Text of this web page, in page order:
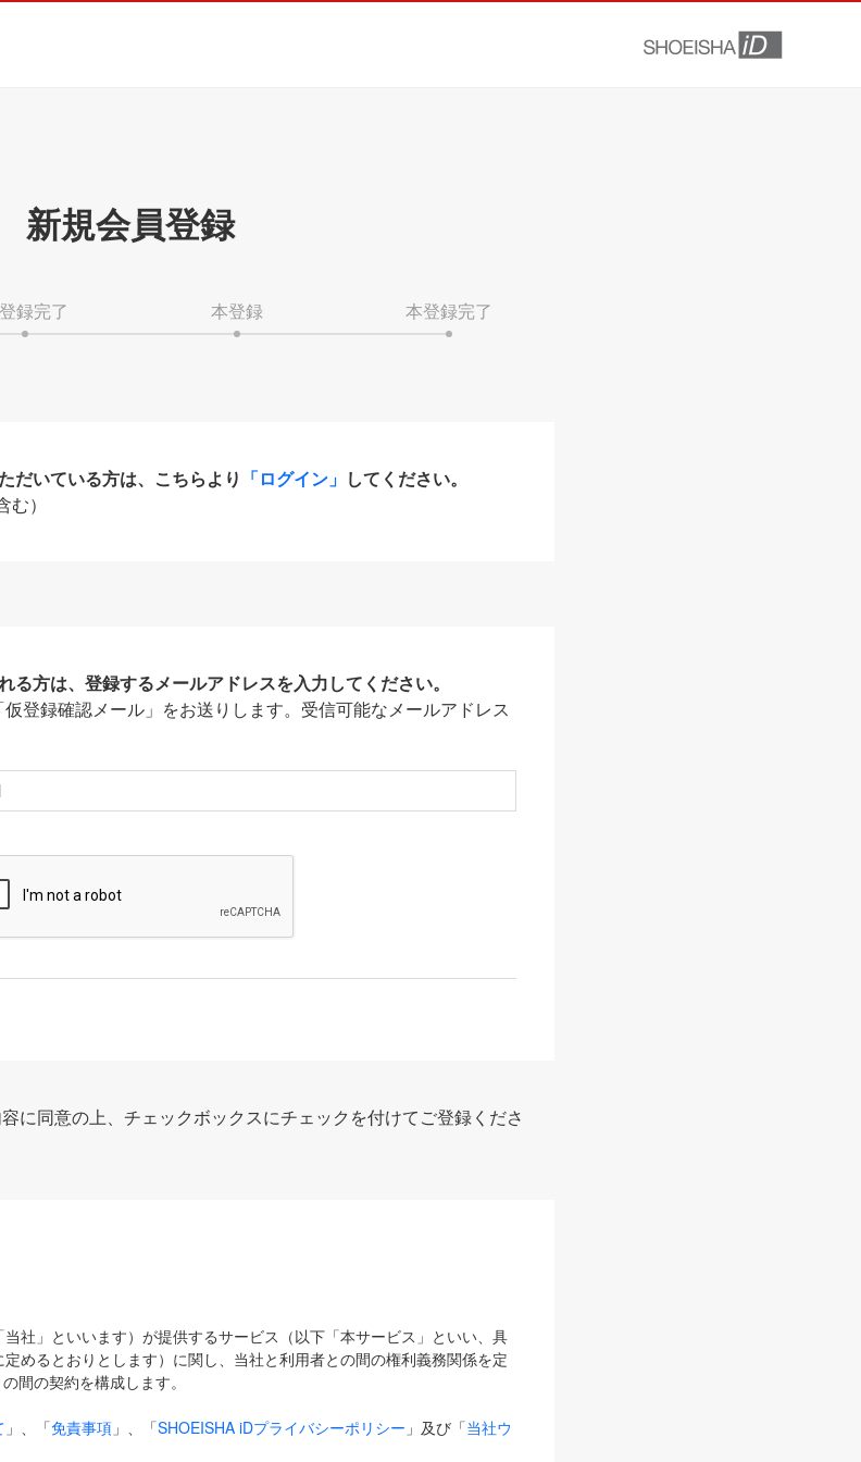
新規会員登録
録完了 本登録 本登録完了
だいている方は、こちらより 「ログイン」 してください。
）
方は、登録するメールアドレスを入力してください。
登録確認メール」をお送りします。受信可能なメールアドレス
に同意の上、チェックボックスにチェックを付けてご登録くださ
社」といいます）が提供するサービス（以下「本サービス」といい、具
めるとおりとします）に関し、当社と利用者との間の権利義務関係を定
間の契約を構成します。
」、「免責事項 」、「SHOEISHA iDプライバシーポリシー 」及び「当社ウ